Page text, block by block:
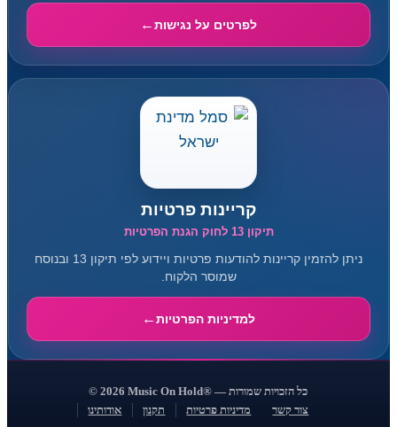
לפרטים על נגישות
קריינות פרטיות
תיקון 13 לחוק הגנת הפרטיות
ניתן להזמין קריינות להודעות פרטיות ויידוע לפי תיקון 13 ובנוסח
שמוסר הלקוח.
למדיניות הפרטיות
© 2026 Music On Hold® — כל הזכויות שמורות
אודותינו
תקנון מדיניות פרטיות צור קשר